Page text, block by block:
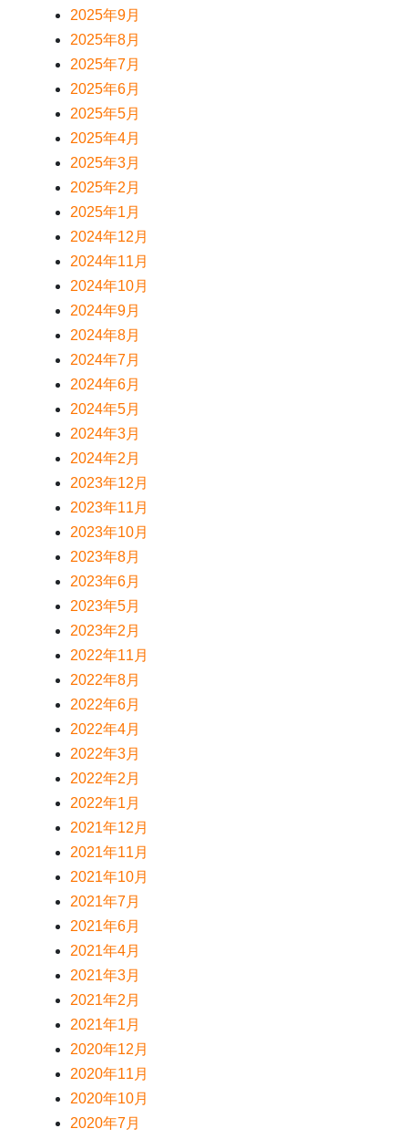
2025年9月
2025年8月
2025年7月
2025年6月
2025年5月
2025年4月
2025年3月
2025年2月
2025年1月
2024年12月
2024年11月
2024年10月
2024年9月
2024年8月
2024年7月
2024年6月
2024年5月
2024年3月
2024年2月
2023年12月
2023年11月
2023年10月
2023年8月
2023年6月
2023年5月
2023年2月
2022年11月
2022年8月
2022年6月
2022年4月
2022年3月
2022年2月
2022年1月
2021年12月
2021年11月
2021年10月
2021年7月
2021年6月
2021年4月
2021年3月
2021年2月
2021年1月
2020年12月
2020年11月
2020年10月
2020年7月